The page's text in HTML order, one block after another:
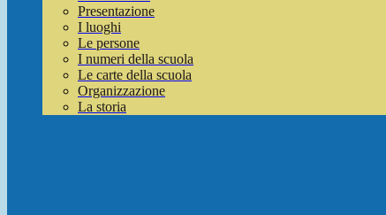
Presentazione
I luoghi
Le persone
I numeri della scuola
Le carte della scuola
Organizzazione
La storia